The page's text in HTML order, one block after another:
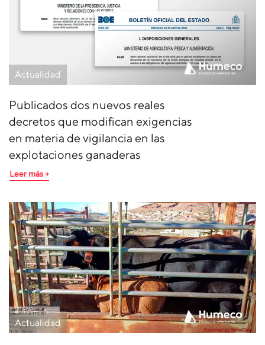
Actualidad
Publicados dos nuevos reales
decretos que modifican exigencias
en materia de vigilancia en las
explotaciones ganaderas
Leer más +
Actualidad